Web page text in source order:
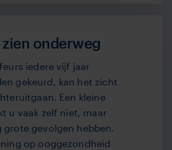
onderweg
iedere vijf jaar
gekeurd, kan het zicht
Een kleine
u vaak zelf niet, maar
grote gevolgen hebben.
op ooggezondheid